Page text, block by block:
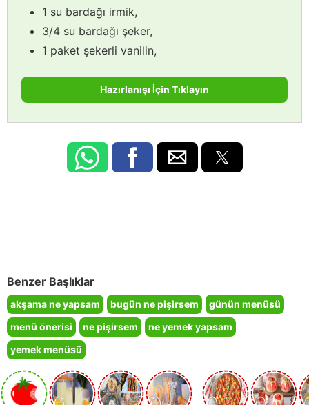
1 su bardağı irmik,
3/4 su bardağı şeker,
1 paket şekerli vanilin,
Hazırlanışı İçin Tıklayın
Benzer Başlıklar
akşama ne yapsam bugün ne pişirsem
günün menüsü
menü önerisi
ne pişirsem
ne yemek yapsam
yemek menüsü